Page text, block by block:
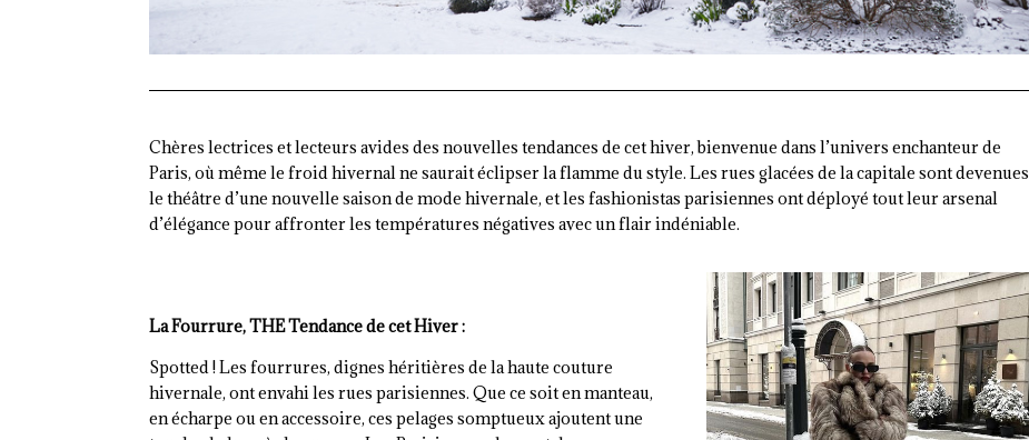
Chères lectrices et lecteurs avides des nouvelles tendances de cet hiver, bienvenue dans l’univers enchanteur de
Paris, où même le froid hivernal ne saurait éclipser la flamme du style. Les rues glacées de la capitale sont devenues
le théâtre d’une nouvelle saison de mode hivernale, et les fashionistas parisiennes ont déployé tout leur arsenal
d’élégance pour affronter les températures négatives avec un flair indéniable.
La Fourrure, THE Tendance de cet Hiver :
Spotted ! Les fourrures, dignes héritières de la haute couture
hivernale, ont envahi les rues parisiennes. Que ce soit en manteau,
en écharpe ou en accessoire, ces pelages somptueux ajoutent une